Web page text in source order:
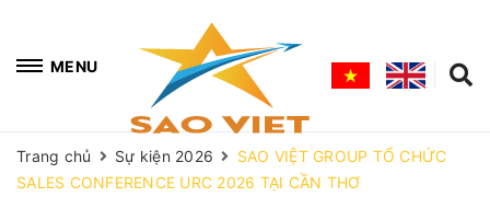
MENU
Trang chủ Sự kiện 2026
SAO VIỆT GROUP TỔ CHỨC
SALES CONFERENCE URC 2026 TẠI CẦN THƠ